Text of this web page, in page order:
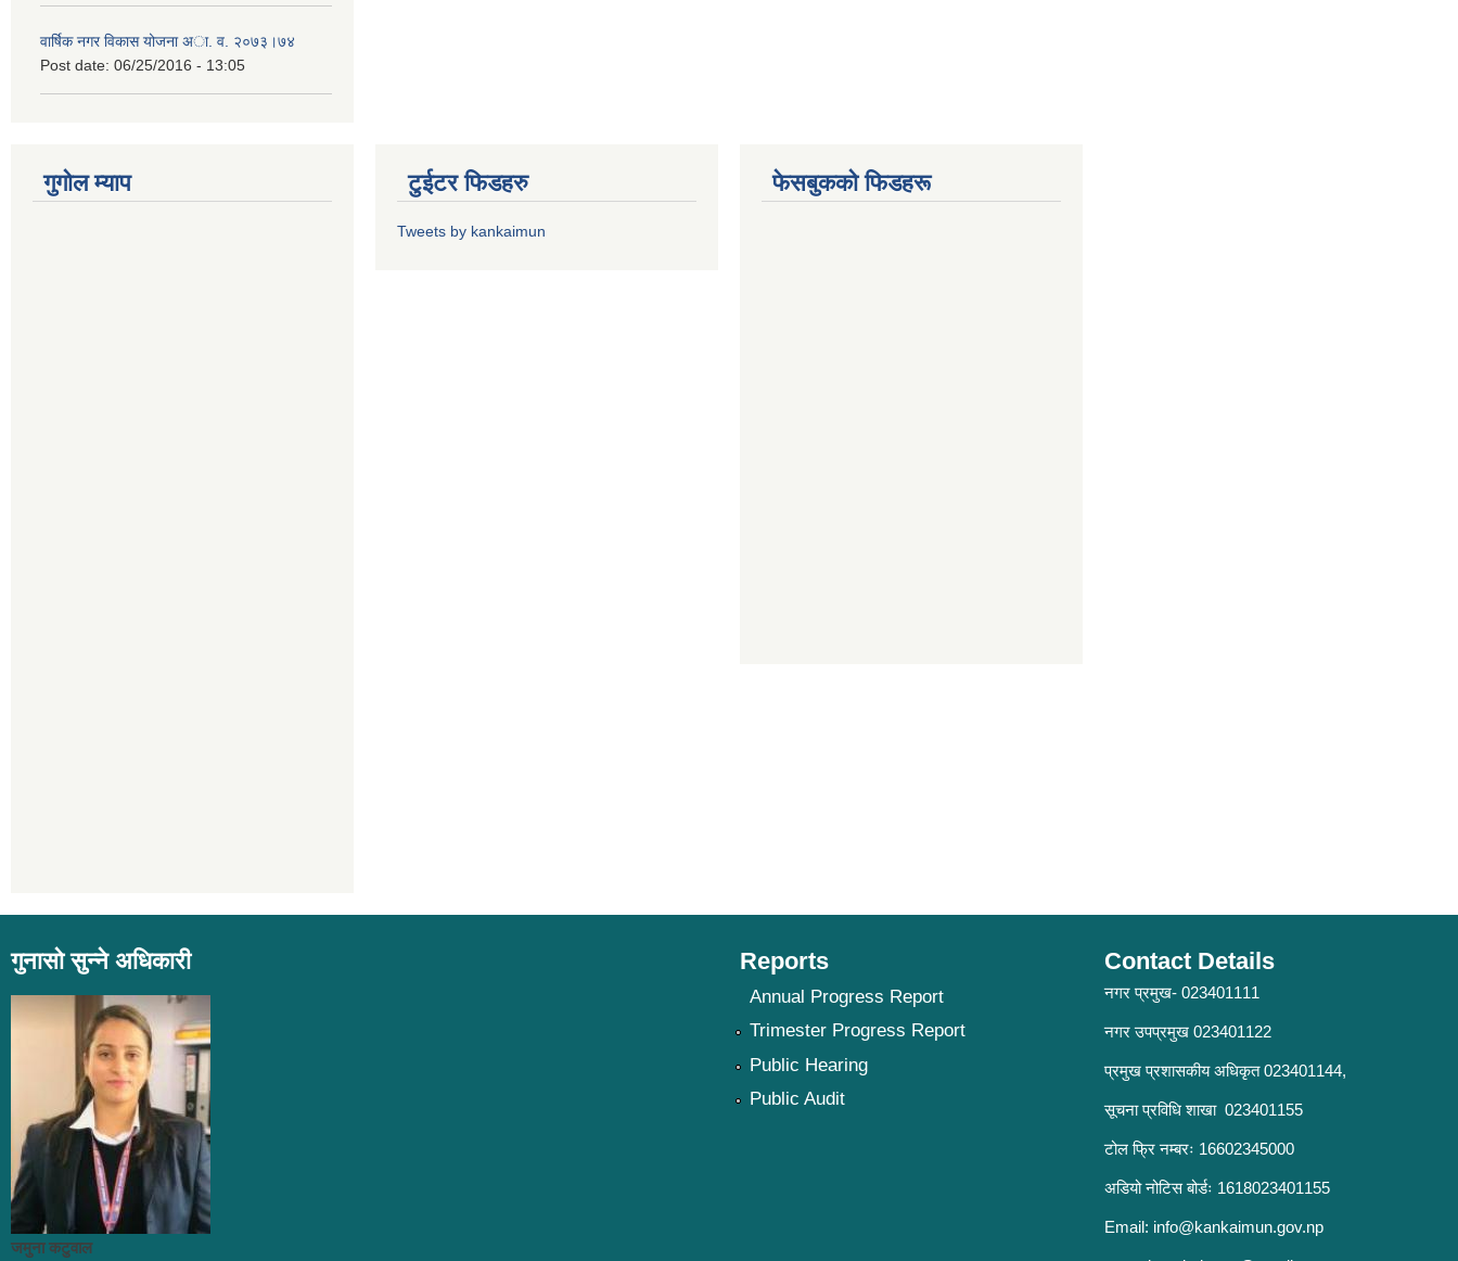
वार्षिक नगर विकास योजना अा. व. २०७३।७४
Post date: 06/25/2016 - 13:05
गुगोल म्याप टुईटर फिडहरु
Tweets by kankaimun
फेसबुकको फिडहरू
गुनासो सुन्ने अधिकारी
जमुना कटुवाल
Reports
Annual Progress Report
Trimester Progress Report
Public Hearing
Public Audit
Contact Details
नगर प्रमुख- 023401111
नगर उपप्रमुख 023401122
प्रमुख प्रशासकीय अधिकृत 023401144,
सूचना प्रविधि शाखा 023401155
टोल फ्रि नम्बरः 16602345000
अडियो नोटिस बोर्डः 1618023401155
Email: info@kankaimun.gov.np